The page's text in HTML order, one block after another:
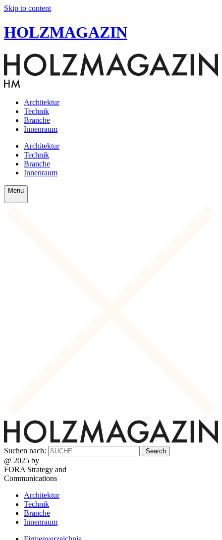
Skip to content
HOLZMAGAZIN
Architektur
Technik
Branche
Innenraum
Architektur
Technik
Branche
Innenraum
Menu
Suchen nach:
@ 2025 by
FORA Strategy and
Communications
Architektur
Technik
Branche
Innenraum